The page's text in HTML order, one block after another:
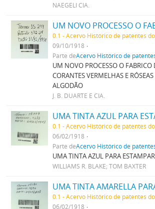
NAEGELI CIA.
0.1 - Acervo Histórico de patentes
09/10/1918
Parte deAcervo Histórico de
UM NOVO PROCESSO O FABRICO
CORANTES VERMELHAS E
ALGODÃO
J. B. DUARTE E CIA.
0.1 - Acervo Histórico de patentes
06/02/1918
Parte deAcervo Histórico de
UMA TINTA AZUL PARA
WILLIAMS R. BLAKE; TOM BAXTER
0.1 - Acervo Histórico de patentes
06/02/1918